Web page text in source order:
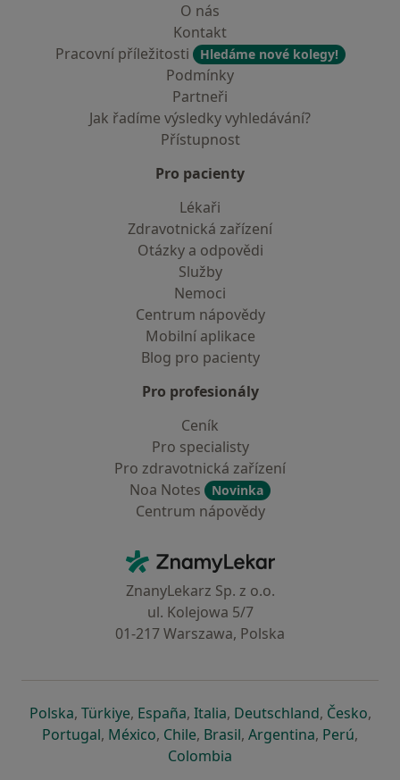
O nás
Kontakt
Pracovní příležitosti
Hledáme nové kolegy!
Podmínky
Partneři
Jak řadíme výsledky vyhledávání?
Přístupnost
Pro pacienty
Lékaři
Zdravotnická zařízení
Otázky a odpovědi
Služby
Nemoci
Centrum nápovědy
Mobilní aplikace
Blog pro pacienty
Pro profesionály
Ceník
Pro specialisty
Pro zdravotnická zařízení
Noa Notes
Novinka
Centrum nápovědy
ZnamyLekar - Hlavní stránka
ZnanyLekarz Sp. z o.o.
ul. Kolejowa 5/7
01-217 Warszawa, Polska
Polskase otevře v nové záložce
, Türkiyese otevře v nové záložce
, Españase otevře v nové záložce
, Italiase otevře v nové záložce
, Deutschlandse otevře v
, Českose
,
Portugalse otevře v nové záložce
, Méxicose otevře v nové záložce
, Chilese otevře v nové záložce
, Brasilse otevře v nové
, Argentinase otevře v
, Perúse
,
Colombia